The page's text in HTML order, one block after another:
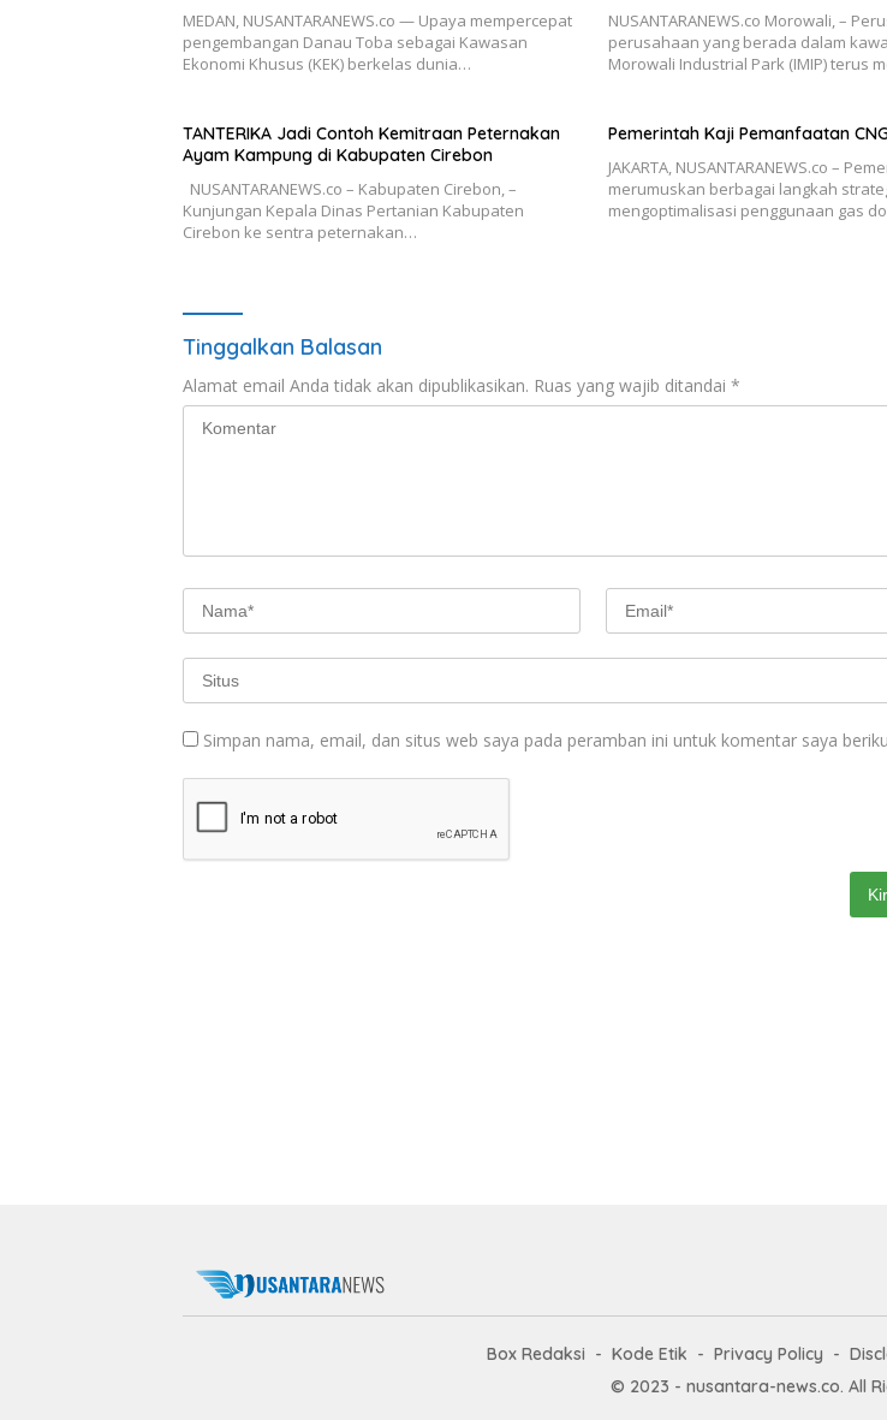
MEDAN, NUSANTARANEWS.co — Upaya mempercepat
pengembangan Danau Toba sebagai Kawasan
Ekonomi Khusus (KEK) berkelas dunia…
NUSANTARANEWS.co Morowali, –
perusahaan yang berada dalam
Morowali Industrial Park (IMIP) terus
TANTERIKA Jadi Contoh Kemitraan Peternakan
Ayam Kampung di Kabupaten Cirebon
NUSANTARANEWS.co – Kabupaten Cirebon, –
Kunjungan Kepala Dinas Pertanian Kabupaten
Cirebon ke sentra peternakan…
Pemerintah Kaji Pemanfaatan
JAKARTA, NUSANTARANEWS.co –
merumuskan berbagai langkah
mengoptimalisasi penggunaan gas
Tinggalkan Balasan
Alamat email Anda tidak akan dipublikasikan. Ruas yang wajib ditandai *
Simpan nama, email, dan situs web saya pada peramban ini untuk komentar saya
Box Redaksi Kode Etik Privacy Policy
© 2023 - nusantara-news.co. All